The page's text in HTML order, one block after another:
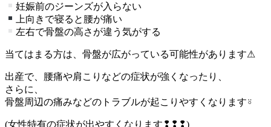
妊娠前のジーンズが入らない
上向きで寝ると腰が痛い
左右で骨盤の高さが違う気がする
当てはまる方は、骨盤が広がっている可能性があります⚠︎
出産で、腰痛や肩こりなどの症状が強くなったり、
さらに、
骨盤周辺の痛みなどのトラブルが起こりやすくなります⍤
(女性特有の症状が出やすくなります❢❢❢)